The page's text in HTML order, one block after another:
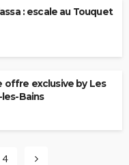
: escale au Touquet
offre exclusive by Les
Bains
4